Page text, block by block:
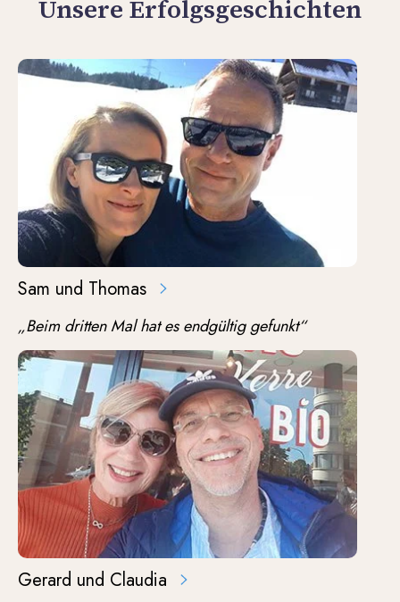
Unsere Erfolgsgeschichten
Sam und Thomas
„Beim dritten Mal hat es endgültig gefunkt“
Gerard und Claudia